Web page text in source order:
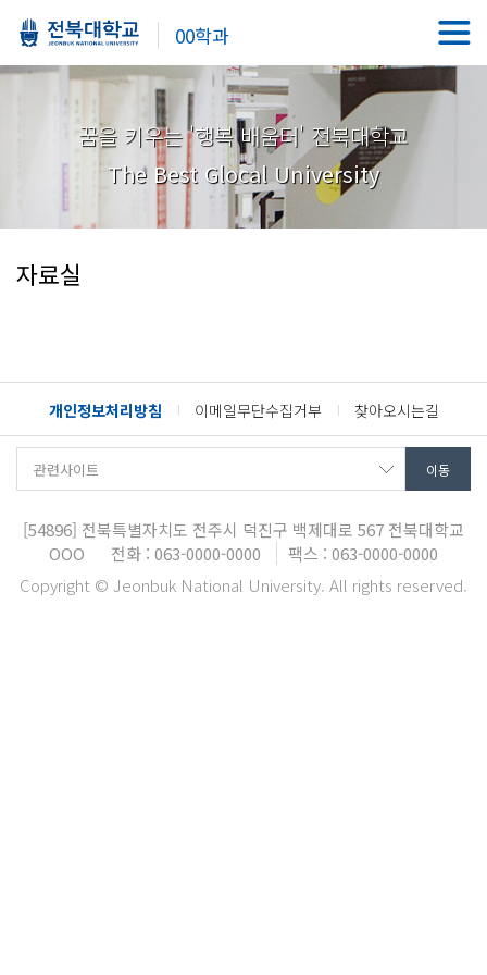
00학과
꿈을 키우는 '행복 배움터' 전북대학교
The Best Glocal University
자료실
개인정보처리방침 이메일무단수집거부 찾아오시는길
[54896] 전북특별자치도 전주시 덕진구 백제대로 567 전북대학교
OOO
전화 : 063-0000-0000
팩스 : 063-0000-0000
Copyright © Jeonbuk National University. All rights reserved.